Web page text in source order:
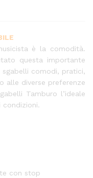
è la comodità.
questa importante
comodi, pratici,
alle diverse preferenze
Tamburo l’ideale
condizioni.
con stop